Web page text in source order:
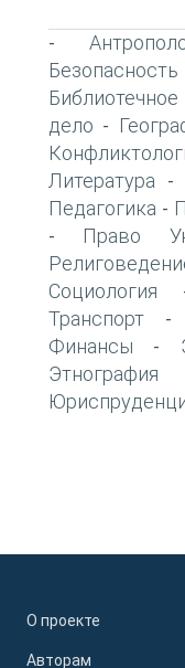
-
дело -
Литература -
Педагогика -
- Право
Социология
Транспорт -
Финансы -
О проекте
Авторам